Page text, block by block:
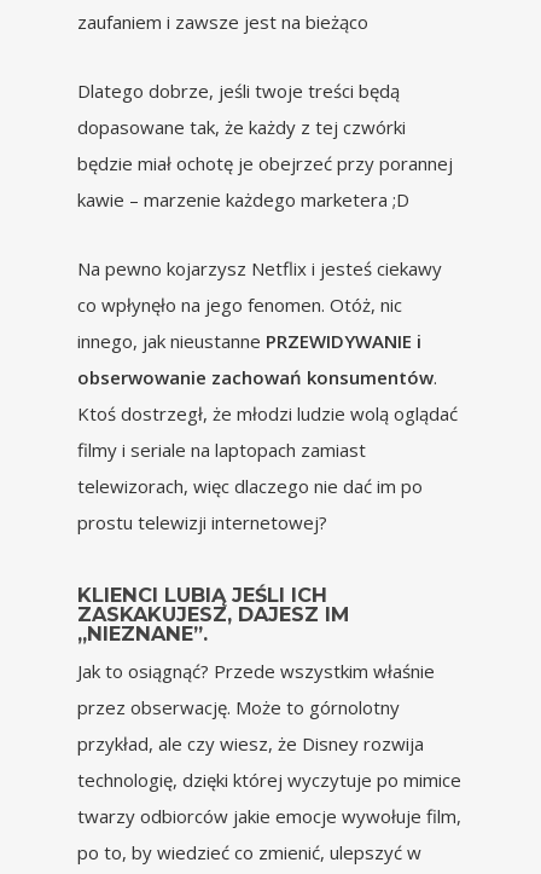
zaufaniem i zawsze jest na bieżąco
Dlatego dobrze, jeśli twoje treści będą
dopasowane tak, że każdy z tej czwórki
będzie miał ochotę je obejrzeć przy porannej
kawie – marzenie każdego marketera ;D
Na pewno kojarzysz Netflix i jesteś ciekawy
co wpłynęło na jego fenomen. Otóż, nic
innego, jak nieustanne PRZEWIDYWANIE i
obserwowanie zachowań konsumentów.
Ktoś dostrzegł, że młodzi ludzie wolą oglądać
filmy i seriale na laptopach zamiast
telewizorach, więc dlaczego nie dać im po
prostu telewizji internetowej?
KLIENCI LUBIĄ JEŚLI ICH
ZASKAKUJESZ, DAJESZ IM
„NIEZNANE”.
Jak to osiągnąć? Przede wszystkim właśnie
przez obserwację. Może to górnolotny
przykład, ale czy wiesz, że Disney rozwija
technologię, dzięki której wyczytuje po mimice
twarzy odbiorców jakie emocje wywołuje film,
po to, by wiedzieć co zmienić, ulepszyć w